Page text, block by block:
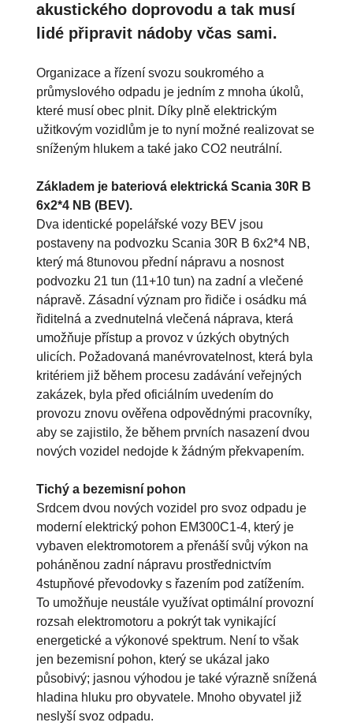
akustického doprovodu a tak musí
lidé připravit nádoby včas sami.
Organizace a řízení svozu soukromého a
průmyslového odpadu je jedním z mnoha úkolů,
které musí obec plnit. Díky plně elektrickým
užitkovým vozidlům je to nyní možné realizovat se
sníženým hlukem a také jako CO2 neutrální.
Základem je bateriová elektrická Scania 30R B
6x2*4 NB (BEV).
Dva identické popelářské vozy BEV jsou
postaveny na podvozku Scania 30R B 6x2*4 NB,
který má 8tunovou přední nápravu a nosnost
podvozku 21 tun (11+10 tun) na zadní a vlečené
nápravě. Zásadní význam pro řidiče i osádku má
řiditelná a zvednutelná vlečená náprava, která
umožňuje přístup a provoz v úzkých obytných
ulicích. Požadovaná manévrovatelnost, která byla
kritériem již během procesu zadávání veřejných
zakázek, byla před oficiálním uvedením do
provozu znovu ověřena odpovědnými pracovníky,
aby se zajistilo, že během prvních nasazení dvou
nových vozidel nedojde k žádným překvapením.
Tichý a bezemisní pohon
Srdcem dvou nových vozidel pro svoz odpadu je
moderní elektrický pohon EM300C1-4, který je
vybaven elektromotorem a přenáší svůj výkon na
poháněnou zadní nápravu prostřednictvím
4stupňové převodovky s řazením pod zatížením.
To umožňuje neustále využívat optimální provozní
rozsah elektromotoru a pokrýt tak vynikající
energetické a výkonové spektrum. Není to však
jen bezemisní pohon, který se ukázal jako
působivý; jasnou výhodou je také výrazně snížená
hladina hluku pro obyvatele. Mnoho obyvatel již
neslyší svoz odpadu.